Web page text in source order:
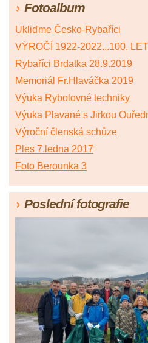
Fotoalbum
Ukliďme Česko-Rybaříci
VÝROČÍ 1922-2022...100.
Rybaříci Brdatka 28.9.2019
Memoriál Fr.Hlaváčka 2019
Výuka Rybolovné techniky
Výuka Plavané s Jirkou
Výroční členská schůze
Ples 7.ledna 2017
Foto Berounka 3
Poslední fotografie